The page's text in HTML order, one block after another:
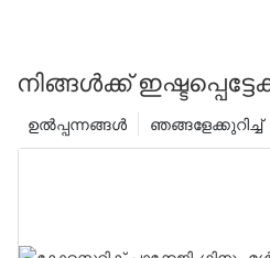
നിങ്ങൾക്ക്
ഞങ്ങളേക്കുറിച്ച്
ഉൽപ്പന്നങ്ങൾ